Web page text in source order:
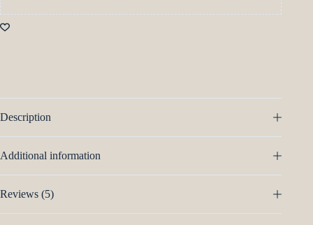
Description
Additional information
Reviews (5)